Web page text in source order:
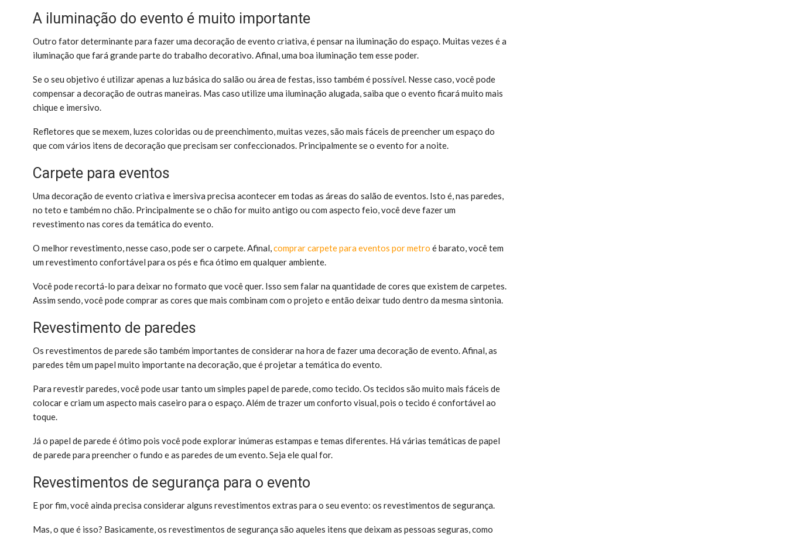
A iluminação do evento é muito importante
Outro fator determinante para fazer uma decoração de evento criativa, é pensar na iluminação do espaço. Muitas vezes é a
iluminação que fará grande parte do trabalho decorativo. Afinal, uma boa iluminação tem esse poder.
Se o seu objetivo é utilizar apenas a luz básica do salão ou área de festas, isso também é possível. Nesse caso, você pode
compensar a decoração de outras maneiras. Mas caso utilize uma iluminação alugada, saiba que o evento ficará muito mais
chique e imersivo.
Refletores que se mexem, luzes coloridas ou de preenchimento, muitas vezes, são mais fáceis de preencher um espaço do
que com vários itens de decoração que precisam ser confeccionados. Principalmente se o evento for a noite.
Carpete para eventos
Uma decoração de evento criativa e imersiva precisa acontecer em todas as áreas do salão de eventos. Isto é, nas paredes,
no teto e também no chão. Principalmente se o chão for muito antigo ou com aspecto feio, você deve fazer um
revestimento nas cores da temática do evento.
O melhor revestimento, nesse caso, pode ser o carpete. Afinal,comprar carpete para eventos por metro é barato, você tem
um revestimento confortável para os pés e fica ótimo em qualquer ambiente.
Você pode recortá-lo para deixar no formato que você quer. Isso sem falar na quantidade de cores que existem de carpetes.
Assim sendo, você pode comprar as cores que mais combinam com o projeto e então deixar tudo dentro da mesma sintonia.
Revestimento de paredes
Os revestimentos de parede são também importantes de considerar na hora de fazer uma decoração de evento. Afinal, as
paredes têm um papel muito importante na decoração, que é projetar a temática do evento.
Para revestir paredes, você pode usar tanto um simples papel de parede, como tecido. Os tecidos são muito mais fáceis de
colocar e criam um aspecto mais caseiro para o espaço. Além de trazer um conforto visual, pois o tecido é confortável ao
toque.
Já o papel de parede é ótimo pois você pode explorar inúmeras estampas e temas diferentes. Há várias temáticas de papel
de parede para preencher o fundo e as paredes de um evento. Seja ele qual for.
Revestimentos de segurança para o evento
E por fim, você ainda precisa considerar alguns revestimentos extras para o seu evento: os revestimentos de segurança.
Mas, o que é isso? Basicamente, os revestimentos de segurança são aqueles itens que deixam as pessoas seguras, como